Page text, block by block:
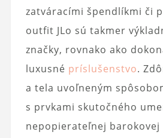
zatváracími špendlíkmi či
outfit JLo sú takmer
značky, rovnako ako
luxusné príslušenstvo.
a tela uvoľneným
s prvkami skutočného
nepopierateľnej barokovej